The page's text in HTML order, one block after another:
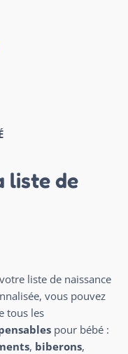
liste de
liste de naissance
vous pouvez
tous les
pour bébé :
, biberons,